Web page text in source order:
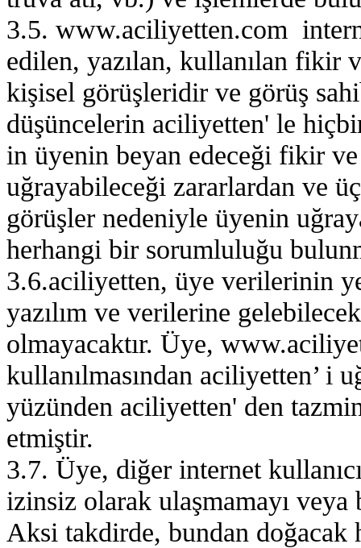
3.5. www.aciliyetten.com
edilen, yazılan, kullanılan fikir
kişisel görüşleridir ve görüş
düşüncelerin aciliyetten' le
in üyenin beyan edeceği fikir
uğrayabileceği zararlardan ve
görüşler nedeniyle üyenin
herhangi bir sorumluluğu
3.6.aciliyetten, üye verilerinin
yazılım ve verilerine
olmayacaktır. Üye,
kullanılmasından aciliyetten’ i
yüzünden aciliyetten' den
etmiştir.
3.7. Üye, diğer internet
izinsiz olarak ulaşmamayı
Aksi takdirde, bundan